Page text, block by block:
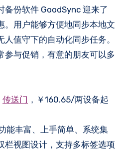
备份软件 GoodSync 迎来了
。用户能够方便地同步本地文
值守下的自动化同步任务。
参与促销，有意的朋友可以多
传送门 ，￥160.65/两设备起
能丰富、上手简单、系统集
栏视图设计，支持多标签选项